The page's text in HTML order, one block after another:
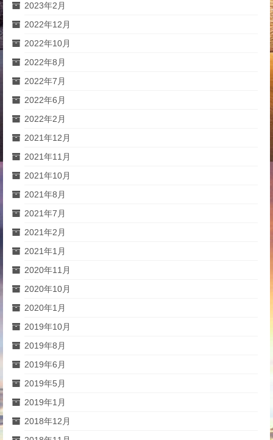
2023年2月
2022年12月
2022年10月
2022年8月
2022年7月
2022年6月
2022年2月
2021年12月
2021年11月
2021年10月
2021年8月
2021年7月
2021年2月
2021年1月
2020年11月
2020年10月
2020年1月
2019年10月
2019年8月
2019年6月
2019年5月
2019年1月
2018年12月